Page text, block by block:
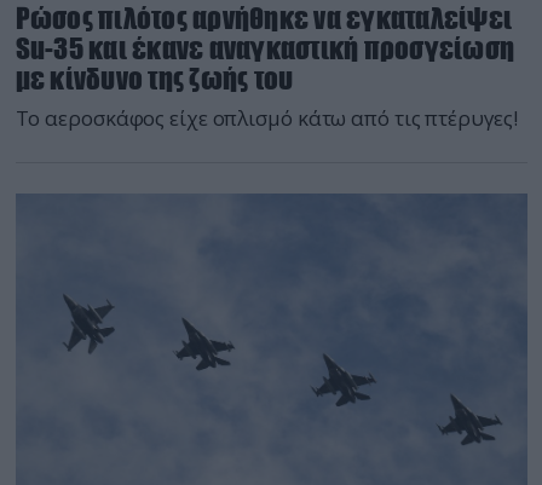
Ρώσος πιλότος αρνήθηκε να εγκαταλείψει
Su-35 και έκανε αναγκαστική προσγείωση
με κίνδυνο της ζωής του
Το αεροσκάφος είχε οπλισμό κάτω από τις πτέρυγες!